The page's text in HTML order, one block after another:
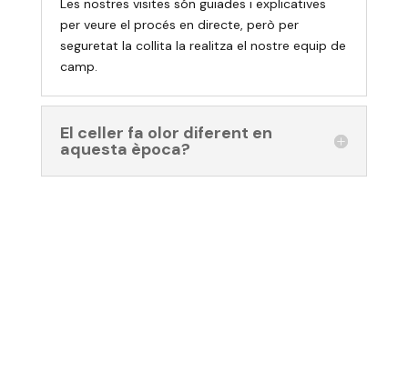
Les nostres visites són guiades i explicatives
per veure el procés en directe, però per
seguretat la collita la realitza el nostre equip de
camp.
El celler fa olor diferent en
aquesta època?